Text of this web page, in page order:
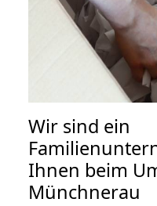
Wir sind ein
Ihnen beim
Münchnerau